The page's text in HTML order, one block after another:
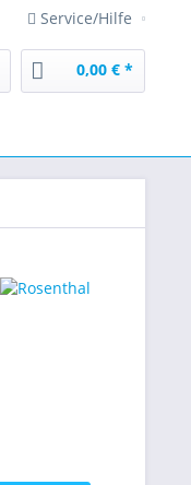
Service/Hilfe
0,00 € *